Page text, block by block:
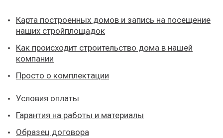
Карта построенных домов и запись на посещение
наших стройплощадок
Как происходит строительство дома в нашей
компании
Просто о комплектации
Условия оплаты
Гарантия на работы и материалы
Образец договора